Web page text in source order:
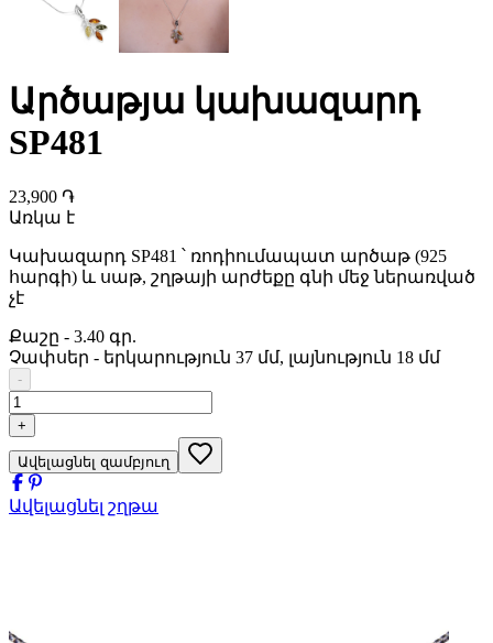
Արծաթյա կախազարդ
SP481
23,900 ֏
Առկա է
Կախազարդ SP481 ՝ ռոդիումապատ արծաթ (925
հարգի) և սաթ, շղթայի արժեքը գնի մեջ ներառված
չէ
Քաշը - 3.40 գր.
Չափսեր - երկարություն 37 մմ, լայնություն 18 մմ
-
+
Ավելացնել զամբյուղ
Ավելացնել շղթա